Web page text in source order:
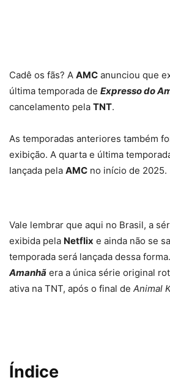
Cadê os fãs? A AMC anunciou que
última temporada de Expresso do
cancelamento pela TNT.
As temporadas anteriores também
exibição. A quarta e última
lançada pela AMC no início de 2025.
Vale lembrar que aqui no Brasil, a
exibida pela Netflix e ainda não se
temporada será lançada dessa forma.
Amanhã era a única série original
ativa na TNT, após o final de Animal
Índice